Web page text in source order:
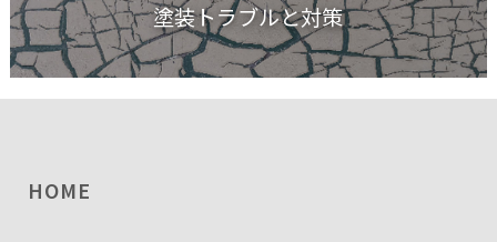
塗装トラブルと対策
HOME